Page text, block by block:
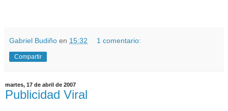
Gabriel Budiño en 15:32 1 comentario:
Compartir
martes, 17 de abril de 2007
Publicidad Viral